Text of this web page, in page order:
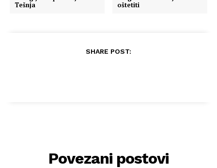
Tešnja
oštetiti
SHARE POST:
Povezani postovi